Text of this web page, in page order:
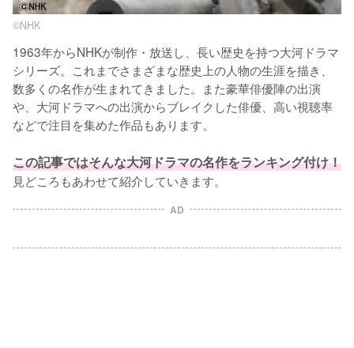
©NHK
1963年からNHKが制作・放送し、長い歴史を持つ大河ドラマ
シリーズ。これまでさまざまな歴史上の人物の生涯を描き、
数多くの名作が生まれてきました。また豪華俳優陣の出演
や、大河ドラマへの出演からブレイクした俳優、高い視聴率
などで注目を集めた作品もあります。
この記事ではそんな大河ドラマの名作をランキング付け！
見どころもあわせて紹介していきます。
AD